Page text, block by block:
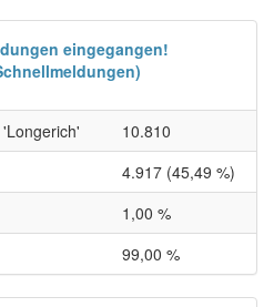
eingegangen!
10.810
4.917 (45,49 %)
1,00 %
99,00 %